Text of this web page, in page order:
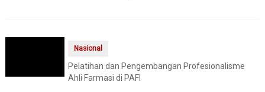
Nasional
Pelatihan dan Pengembangan Profesionalisme
Ahli Farmasi di PAFI